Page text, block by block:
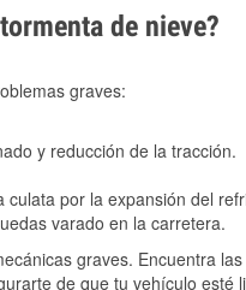
de nieve?
graves:
y reducción de la tracción.
por la expansión del
varado en la carretera.
graves. Encuentra
de que tu vehículo esté